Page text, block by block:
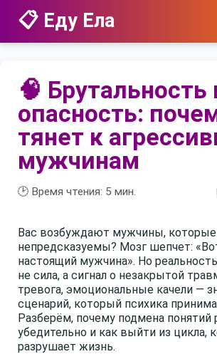
📋 Еду Ела
🧠 Брутальность
опасность:
тянет к
мужчинам
🕑 Время чтения: 5 мин.
Вас возбуждают мужчины, которые
непредсказуемы? Мозг шепчет:
настоящий мужчина». Но
не сила, а сигнал о незакрытой
тревога, эмоциональные качели —
сценарий, который психика
Разберём, почему подмена понятий
убедительно и как выйти из цикла,
разрушает жизнь.